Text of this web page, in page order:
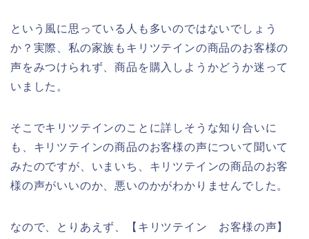
という風に思っている人も多いのではないでしょう
か？実際、私の家族もキリツテインの商品のお客様の
声をみつけられず、商品を購入しようかどうか迷って
いました。
そこでキリツテインのことに詳しそうな知り合いに
も、キリツテインの商品のお客様の声について聞いて
みたのですが、いまいち、キリツテインの商品のお客
様の声がいいのか、悪いのかがわかりませんでした。
なので、とりあえず、【キリツテイン お客様の声】